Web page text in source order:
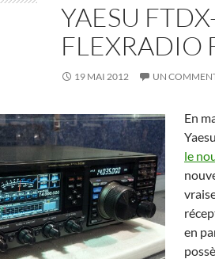
YAESU
FLEXRADIO
19 MAI 2012 UN
En
le
en